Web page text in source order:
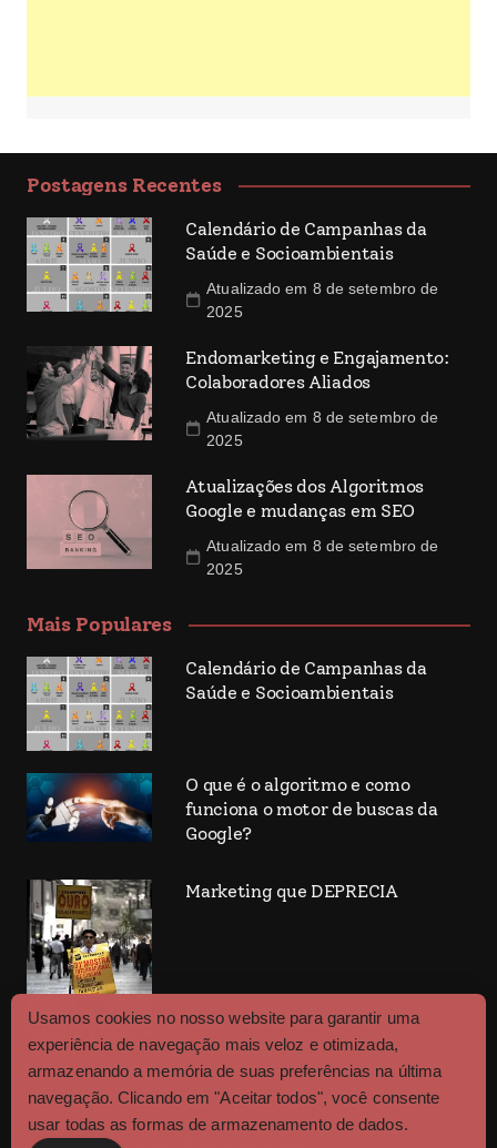
Postagens Recentes
Calendário de Campanhas da
Saúde e Socioambientais
Atualizado em 8 de setembro de
2025
Endomarketing e Engajamento:
Colaboradores Aliados
Atualizado em 8 de setembro de
2025
Atualizações dos Algoritmos
Google e mudanças em SEO
Atualizado em 8 de setembro de
2025
Mais Populares
Calendário de Campanhas da
Saúde e Socioambientais
O que é o algoritmo e como
funciona o motor de buscas da
Google?
Marketing que DEPRECIA
Copyrights © 2018. All rights reserved.
Usamos cookies no nosso website para garantir uma
experiência de navegação mais veloz e otimizada,
armazenando a memória de suas preferências na última
navegação. Clicando em "Aceitar todos", você consente
usar todas as formas de armazenamento de dados.